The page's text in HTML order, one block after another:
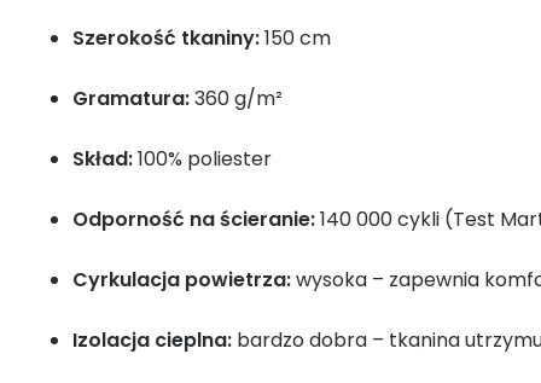
Szerokość tkaniny:150 cm
Gramatura:360 g/m²
Skład:100% poliester
Odporność na ścieranie:140 000 cykli (Test
Cyrkulacja powietrza:wysoka – zapewnia
Izolacja cieplna: bardzo dobra – tkanina